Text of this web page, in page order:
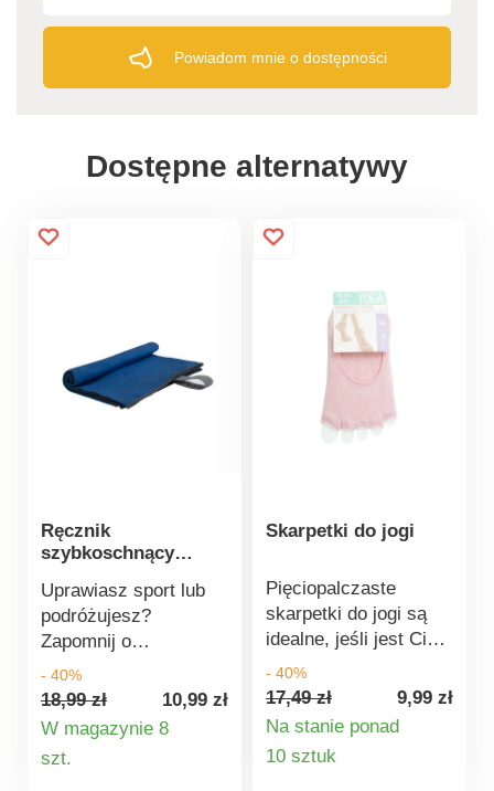
Powiadom mnie o dostępności
Dostępne alternatywy
Ręcznik
szybkoschnący
Uprawiasz sport lub
podróżujesz?
Zapomnij o
klasycznych
ręcznikach i spakuj
ręcznik fitness. Jest
lekki, bardzo miękki i
przyjemny w dotyku.
- 40%
18,99 zł
10,99 zł
W magazynie 8
szt.
Skarpetki do jogi
Pięciopalczaste
skarpetki do jogi są
idealne, jeśli jest Ci
zimno podczas
ćwiczeń lub jeśli
Twoje stopy pocą się i
ślizgają. Dzięki
otwartemu palcowi i
- 40%
17,49 zł
9,99 zł
Na stanie ponad
10 sztuk